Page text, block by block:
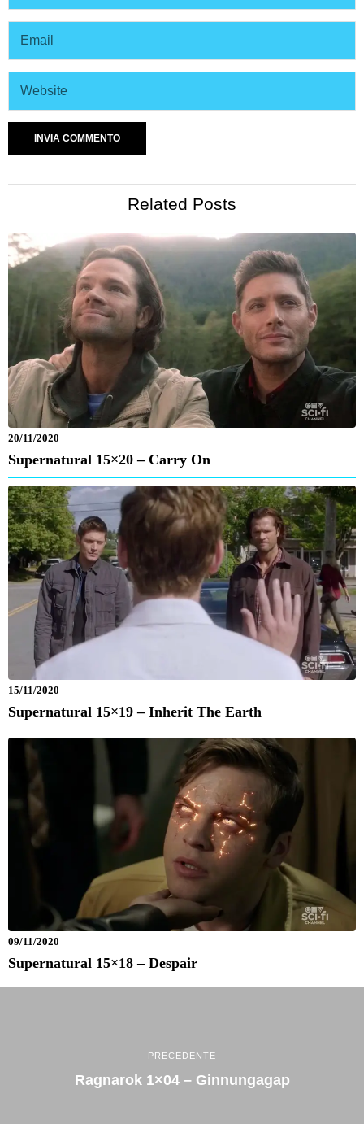
Related Posts
20/11/2020
Supernatural 15×20 – Carry On
15/11/2020
Supernatural 15×19 – Inherit The Earth
09/11/2020
Supernatural 15×18 – Despair
PRECEDENTE
Ragnarok 1×04 – Ginnungagap